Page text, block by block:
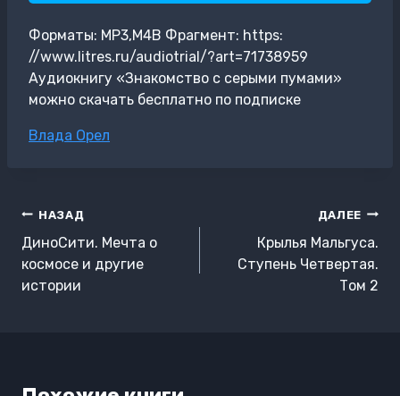
Форматы: MP3,M4B Фрагмент: https:
//www.litres.ru/audiotrial/?art=71738959
Аудиокнигу «Знакомство с серыми пумами»
можно скачать бесплатно по подписке
Метки
Влада Орел
Навигация
по
записям
НАЗАД
ДиноСити. Мечта о
космосе и другие
истории
ДАЛЕЕ
Крылья Мальгуса.
Ступень Четвертая.
Том 2